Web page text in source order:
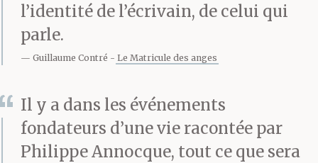
Elle est partie en 1949.
Elle était déjà partie, en
1936.
l’identité de l’écrivain, de celui qui
parle.
Guillaume Contré Le Matricule des anges
Il y a dans les événements
fondateurs d’une vie racontée par
Philippe Annocque, tout ce que sera